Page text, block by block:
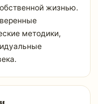
жизнью.
методики,